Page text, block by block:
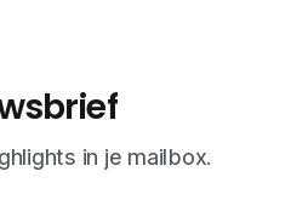
in je mailbox.